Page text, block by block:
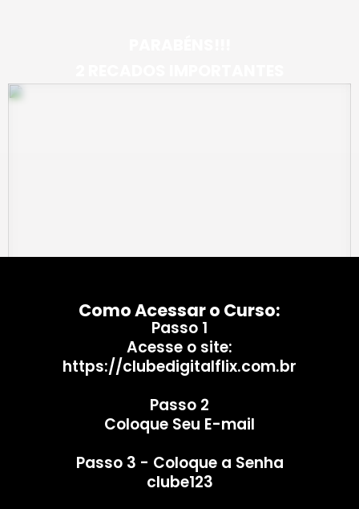
Como Acessar o Curso:
Passo 1
Acesse o site:
https://clubedigitalflix.com.br
Passo 2
Coloque Seu E-mail
Passo 3 - Coloque a Senha
clube123